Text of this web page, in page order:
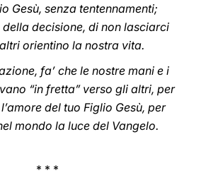
Gesù, senza tentennamenti;
decisione, di non lasciarci
orientino la nostra vita.
fa’ che le nostre mani e i
“in fretta” verso gli altri, per
del tuo Figlio Gesù, per
mondo la luce del Vangelo.
* * *